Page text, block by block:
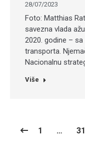
28/07/2023
Foto: Matthias
savezna vlada
2020. godine –
transporta.
Nacionalnu
Više
1 …